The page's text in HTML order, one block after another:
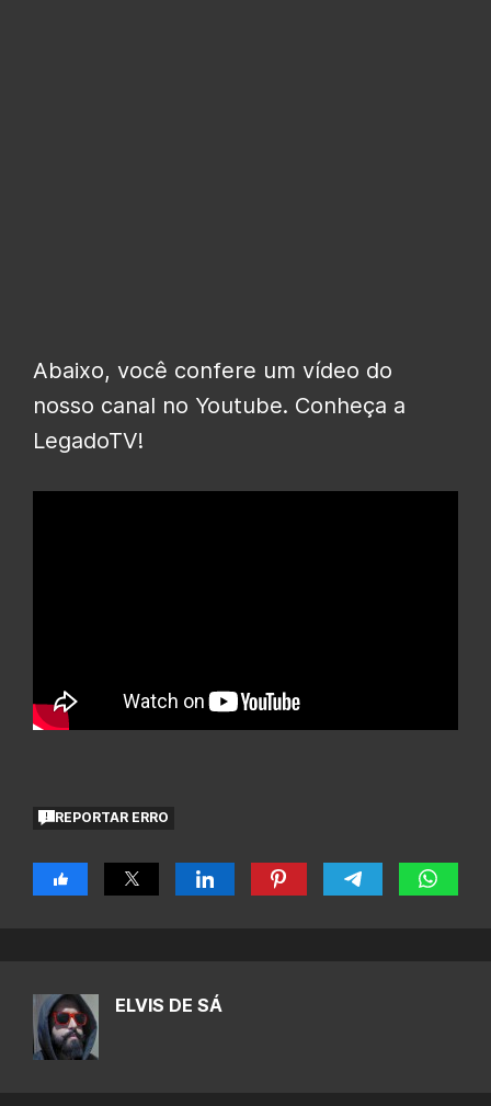
Abaixo, você confere um vídeo do
nosso canal no Youtube. Conheça a
LegadoTV!
REPORTAR ERRO
ELVIS DE SÁ